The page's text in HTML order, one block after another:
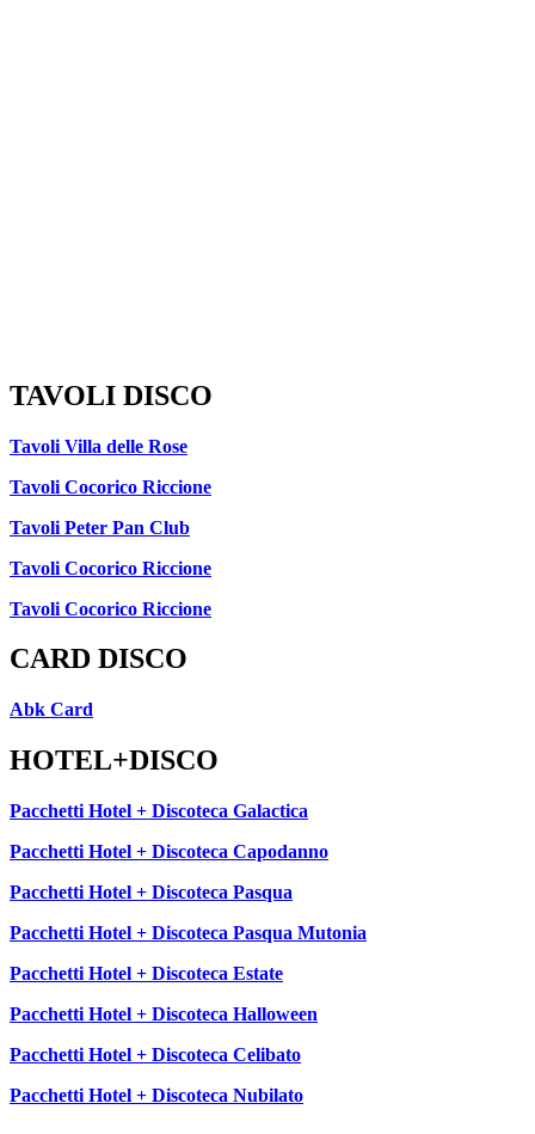
TAVOLI DISCO
Tavoli Villa delle Rose
Tavoli Cocorico Riccione
Tavoli Peter Pan Club
Tavoli Cocorico Riccione
Tavoli Cocorico Riccione
CARD DISCO
Abk Card
HOTEL+DISCO
Pacchetti Hotel + Discoteca Galactica
Pacchetti Hotel + Discoteca Capodanno
Pacchetti Hotel + Discoteca Pasqua
Pacchetti Hotel + Discoteca Pasqua Mutonia
Pacchetti Hotel + Discoteca Estate
Pacchetti Hotel + Discoteca Halloween
Pacchetti Hotel + Discoteca Celibato
Pacchetti Hotel + Discoteca Nubilato